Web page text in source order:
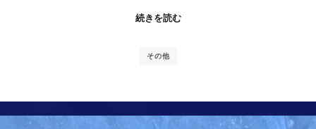
続きを読む
その他